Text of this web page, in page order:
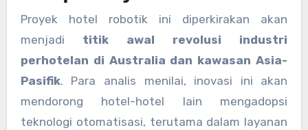
Proyek hotel robotik ini diperkirakan akan
menjadi titik awal revolusi industri
perhotelan di Australia dan kawasan Asia-
Pasifik. Para analis menilai, inovasi ini akan
mendorong hotel-hotel lain mengadopsi
teknologi otomatisasi, terutama dalam layanan